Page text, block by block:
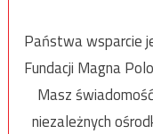
Państwa wsparcie
Fundacji Magna
Masz
niezależnych